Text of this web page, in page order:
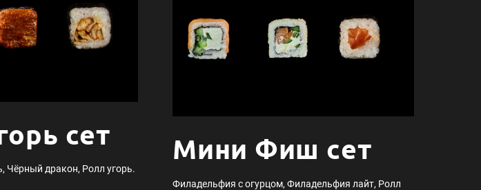
сет
Чёрный дракон, Ролл угорь.
Мини Фиш сет
Филадельфия с огурцом, Филадельфия лайт, Ролл